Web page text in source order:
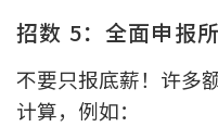
招数 5：全面申报
不要只报底薪！许多
计算，例如：